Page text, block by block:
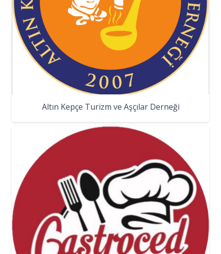
Altın Kepçe Turizm ve Aşçılar Derneği